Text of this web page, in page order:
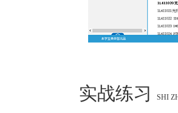
实战练习 SHI